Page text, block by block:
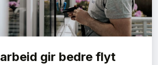
gir bedre flyt